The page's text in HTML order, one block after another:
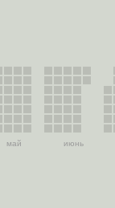
май июнь